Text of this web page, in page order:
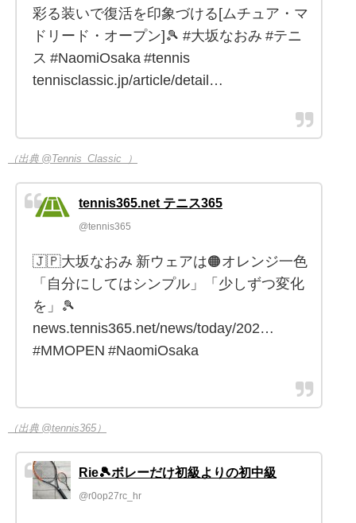
彩る装いで復活を印象づける[ムチュア・マ
ドリード・オープン]🎾 #大坂なおみ #テニ
ス #NaomiOsaka #tennis
tennisclassic.jp/article/detail…
（出典 @Tennis_Classic_）
tennis365.net テニス365
@tennis365
🇯🇵大坂なおみ 新ウェアは🟠オレンジ一色
「自分にしてはシンプル」「少しずつ変化
を」🎾
news.tennis365.net/news/today/202…
#MMOPEN #NaomiOsaka
（出典 @tennis365）
Rie🎾ボレーだけ初級よりの初中級
@r0op27rc_hr